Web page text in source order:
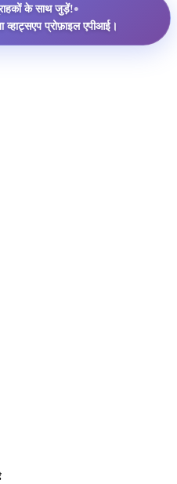
के साथ जुड़ें!•
व्हाट्सएप प्रोफ़ाइल एपीआई।